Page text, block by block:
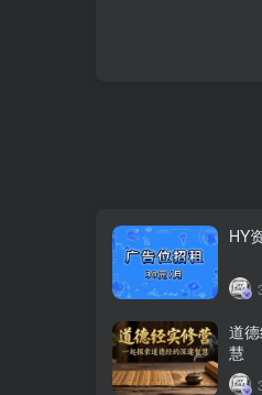
HY
道
慧